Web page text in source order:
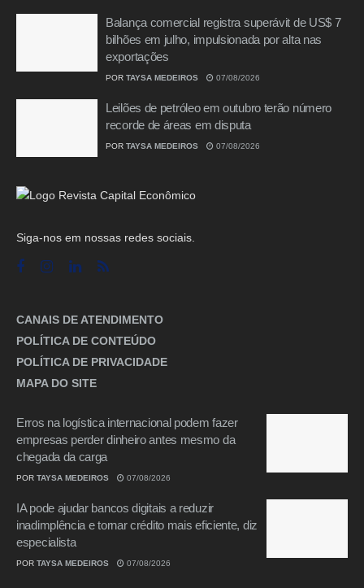
Balança comercial registra superávit de US$ 7
bilhões em julho, impulsionada por alta nas
exportações
POR TAYSA MEDEIROS 07/08/2026
Leilões de petróleo em outubro terão número
recorde de áreas em disputa
POR TAYSA MEDEIROS 07/08/2026
Siga-nos em nossas redes sociais.
CANAIS DE ATENDIMENTO
POLÍTICA DE CONTEÚDO
POLÍTICA DE PRIVACIDADE
MAPA DO SITE
Erros na logística internacional podem fazer
empresas perder dinheiro antes mesmo da
chegada da carga
POR TAYSA MEDEIROS 07/08/2026
IA pode ajudar bancos digitais a reduzir
inadimplência e tornar crédito mais eficiente, diz
especialista
POR TAYSA MEDEIROS 07/08/2026